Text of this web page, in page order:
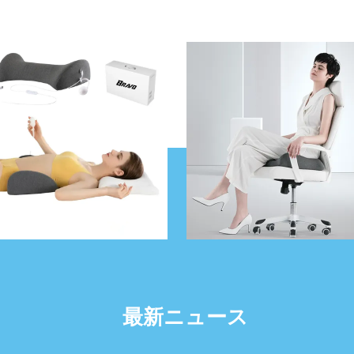
最新ニュース